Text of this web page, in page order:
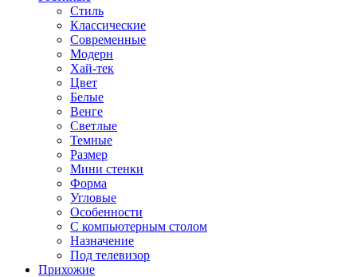
Стиль
Классические
Современные
Модерн
Хай-тек
Цвет
Белые
Венге
Светлые
Темные
Размер
Мини стенки
Форма
Угловые
Особенности
С компьютерным столом
Назначение
Под телевизор
Прихожие